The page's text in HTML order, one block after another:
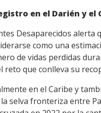
en el Darién y el
Desaparecidos alerta
como una
de vidas perdidas
reto que conlleva su
en el Caribe y
selva fronteriza entre